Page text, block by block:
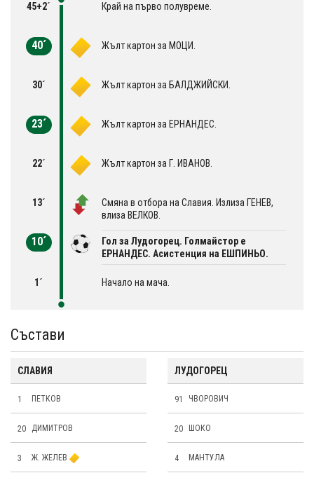
45+2´ Край на първо полувреме.
40´ Жълт картон за МОЦИ.
30´ Жълт картон за БАЛДЖИЙСКИ.
23´ Жълт картон за ЕРНАНДЕС.
22´ Жълт картон за Г. ИВАНОВ.
13´
Смяна в отбора на Славия. Излиза ГЕНЕВ,
влиза ВЕЛКОВ.
10´
Гол за Лудогорец. Голмайстор е
ЕРНАНДЕС. Асистенция на ЕШПИНЬО.
1´ Начало на мача.
Състави
СЛАВИЯ
1 ПЕТКОВ
20 ДИМИТРОВ
3 Ж. ЖЕЛЕВ
ЛУДОГОРЕЦ
91 ЧВОРОВИЧ
20 ШОКО
4 МАНТУЛА